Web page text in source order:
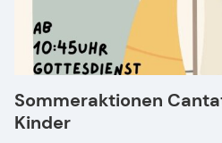
Sommeraktionen
Kinder